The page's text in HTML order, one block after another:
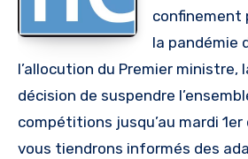
confinement
la pandémie
l’allocution du Premier ministre,
décision de suspendre
compétitions jusqu’au mardi 1er
vous tiendrons informés des